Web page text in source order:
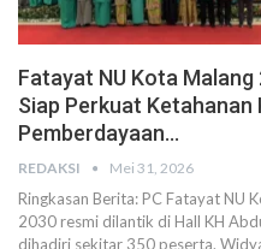
Fatayat NU Kota
Siap Perkuat Ketahanan
Pemberdayaan…
REDAKSI Mei 31, 2026
Ringkasan Berita: PC Fatayat NU
2030 resmi dilantik di Hall KH
dihadiri sekitar 350 peserta.